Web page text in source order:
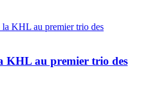
KHL au premier trio des